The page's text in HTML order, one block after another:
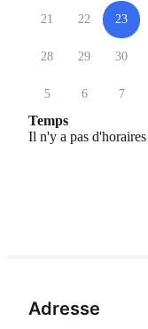
Adresse
21 22 23
28 29 30
5 6 7
Temps
Il n'y a pas